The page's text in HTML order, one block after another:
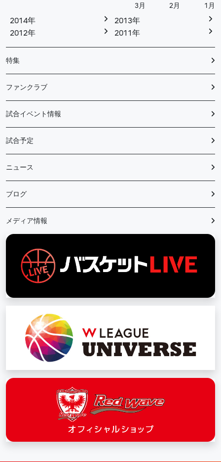
3月
2月 1月
2014年
2013年
2012年
2011年
特集
ファンクラブ
試合イベント情報
試合予定
ニュース
ブログ
メディア情報